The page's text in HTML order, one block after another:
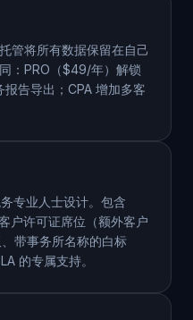
管将所有数据保留在自己
：PRO（$49/年）解锁
告导出；CPA 增加多客
专业人士设计。包含
户许可证席位（额外客户
带事务所名称的白标
的专属支持。